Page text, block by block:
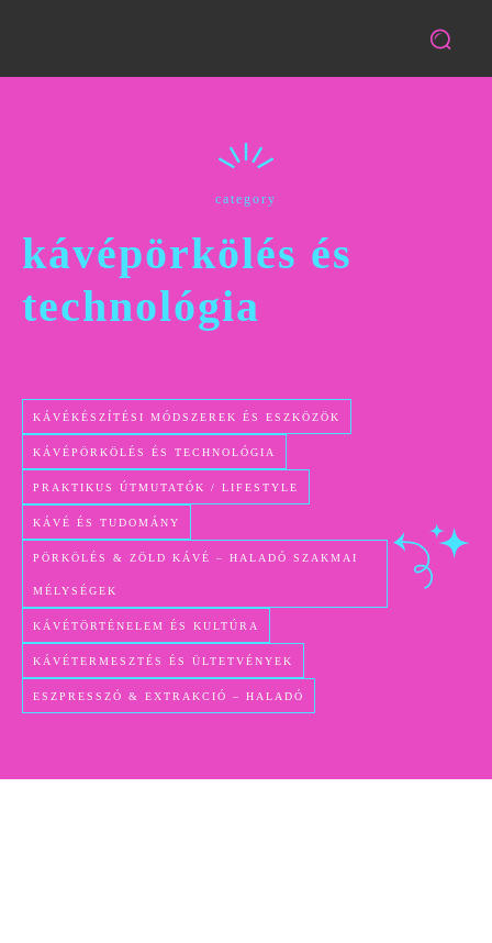
category
kávépörkölés és
technológia
KÁVÉKÉSZÍTÉSI MÓDSZEREK ÉS ESZKÖZÖK
KÁVÉPÖRKÖLÉS ÉS TECHNOLÓGIA
PRAKTIKUS ÚTMUTATÓK / LIFESTYLE
KÁVÉ ÉS TUDOMÁNY
PÖRKÖLÉS & ZÖLD KÁVÉ – HALADÓ SZAKMAI
MÉLYSÉGEK
KÁVÉTÖRTÉNELEM ÉS KULTÚRA
KÁVÉTERMESZTÉS ÉS ÜLTETVÉNYEK
ESZPRESSZÓ & EXTRAKCIÓ – HALADÓ